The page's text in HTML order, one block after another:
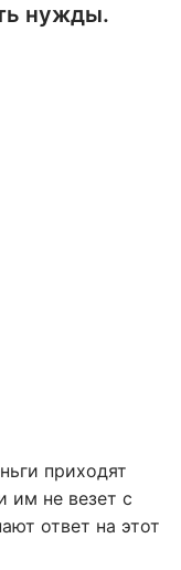
нужды.
приходят
им не везет с
ответ на этот